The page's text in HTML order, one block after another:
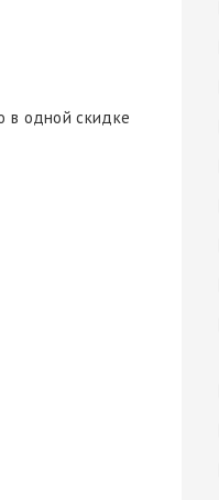
в одной скидке